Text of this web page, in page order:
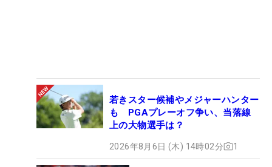
若きスター候補やメジャーハンター
も PGAプレーオフ争い、当落線
上の大物選手は？
2026年8月6日 (木) 14時02分 1